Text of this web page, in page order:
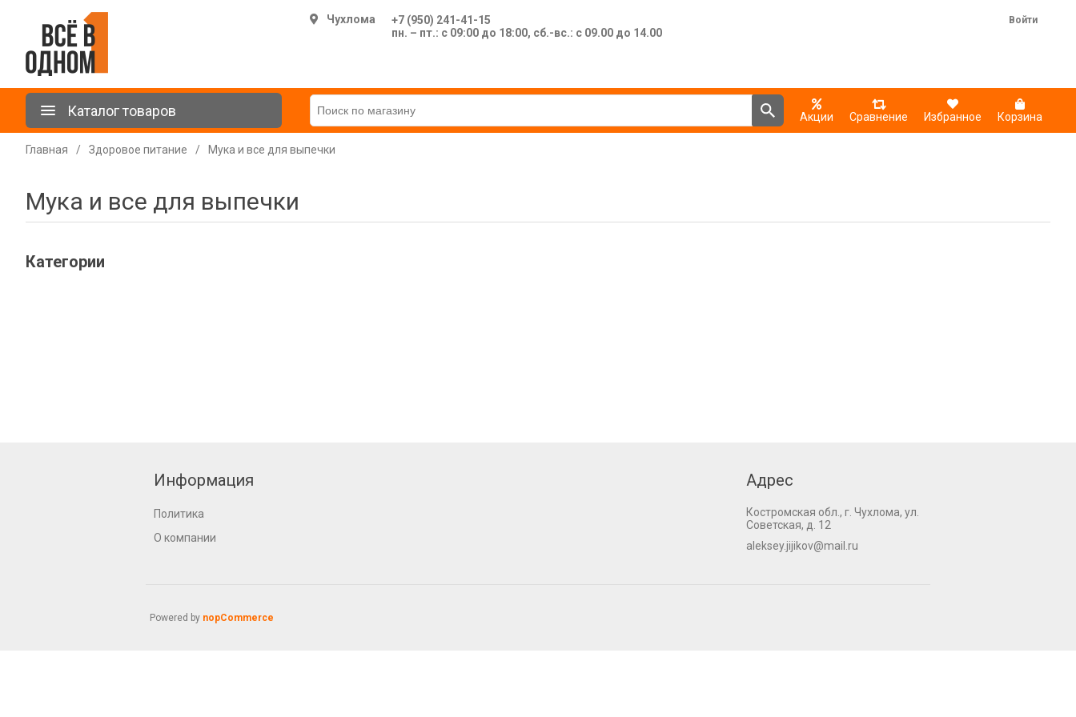
Чухлома
+7 (950) 241-41-15
пн. – пт.: с 09:00 до 18:00, сб.-вс.: с 09.00 до 14.00
Войти
Каталог товаров Акции Сравнение Избранное Корзина
Главная / Здоровое питание / Мука и все для выпечки
Мука и все для выпечки
Категории
Информация
Политика
О компании
Адрес
Костромская обл., г. Чухлома, ул.
Советская, д. 12
aleksey.jijikov@mail.ru
Powered by nopCommerce